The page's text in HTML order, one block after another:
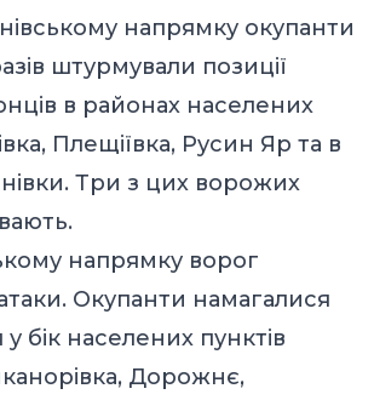
напрямку окупанти
штурмували позиції
в районах населених
Плещіївка, Русин Яр та в
Три з цих ворожих
напрямку ворог
Окупанти намагалися
бік населених пунктів
Дорожнє,